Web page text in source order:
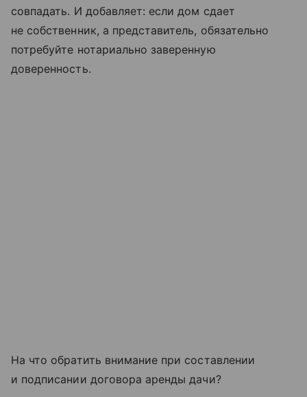
совпадать. И добавляет: если дом сдает
не собственник, а представитель, обязательно
потребуйте нотариально заверенную
доверенность.
На что обратить внимание при составлении
и подписании договора аренды дачи?